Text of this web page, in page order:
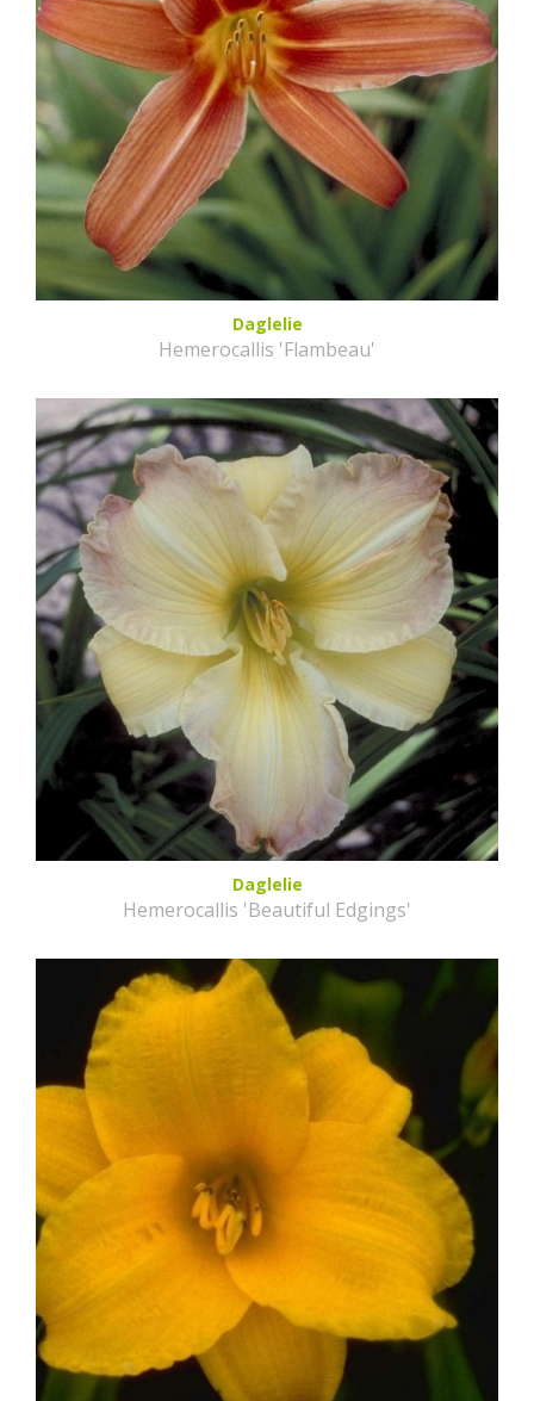
Daglelie
Hemerocallis 'Flambeau'
Daglelie
Hemerocallis 'Beautiful Edgings'